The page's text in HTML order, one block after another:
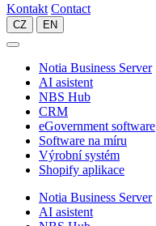
Kontakt Contact
CZ EN
Notia Business Server
AI asistent
NBS Hub
CRM
eGovernment software
Software na míru
Výrobní systém
Shopify aplikace
Notia Business Server
AI asistent